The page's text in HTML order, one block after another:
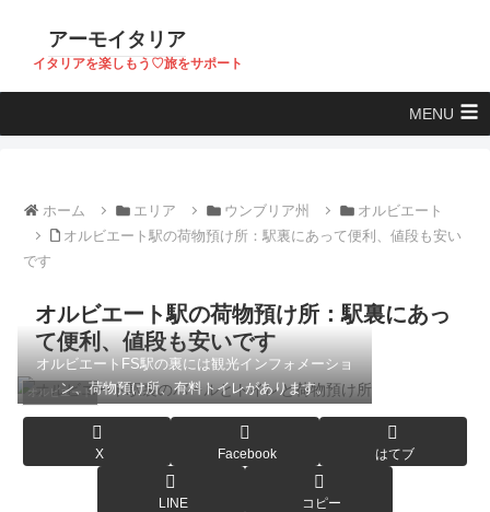
アーモイタリア
イタリアを楽しもう♡旅をサポート
MENU
ホーム エリア ウンブリア州
オルビエート
オルビエート駅の荷物預け所：駅裏にあって便利、値段も安い
です
オルビエート駅の荷物預け所：駅裏にあっ
て便利、値段も安いです
オルビエート
オルビエートFS駅の裏には観光インフォメーショ
ン、荷物預け所、有料トイレがあります。
X Facebook はてブ
LINE コピー